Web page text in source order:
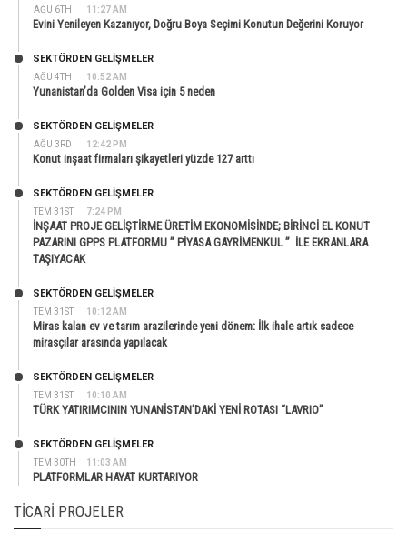
AĞU 6TH 11:27 AM
Evini Yenileyen Kazanıyor, Doğru Boya Seçimi Konutun Değerini Koruyor
AĞU 4TH 10:52 AM
SEKTÖRDEN GELIŞMELER
Yunanistan’da Golden Visa için 5 neden
AĞU 3RD 12:42 PM
SEKTÖRDEN GELIŞMELER
Konut inşaat firmaları şikayetleri yüzde 127 arttı
TEM 31ST 7:24 PM
SEKTÖRDEN GELIŞMELER
İNŞAAT PROJE GELİŞTİRME ÜRETİM EKONOMİSİNDE; BİRİNCİ EL KONUT
PAZARINI GPPS PLATFORMU ” PİYASA GAYRİMENKUL ” İLE EKRANLARA
TAŞIYACAK
TEM 31ST 10:12 AM
SEKTÖRDEN GELIŞMELER
Miras kalan ev ve tarım arazilerinde yeni dönem: İlk ihale artık sadece
mirasçılar arasında yapılacak
TEM 31ST 10:10 AM
SEKTÖRDEN GELIŞMELER
TÜRK YATIRIMCININ YUNANİSTAN’DAKİ YENİ ROTASI “LAVRIO”
TEM 30TH 11:03 AM
SEKTÖRDEN GELIŞMELER
PLATFORMLAR HAYAT KURTARIYOR
TICARI PROJELER